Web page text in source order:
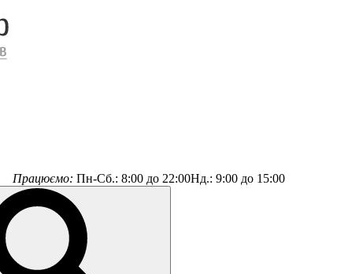
Працюємо: Пн-Сб.: 8:00 до 22:00Нд.: 9:00 до 15:00